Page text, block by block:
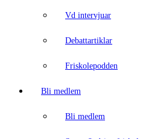
Vd intervjuar
Debattartiklar
Friskolepodden
Bli medlem
Bli medlem